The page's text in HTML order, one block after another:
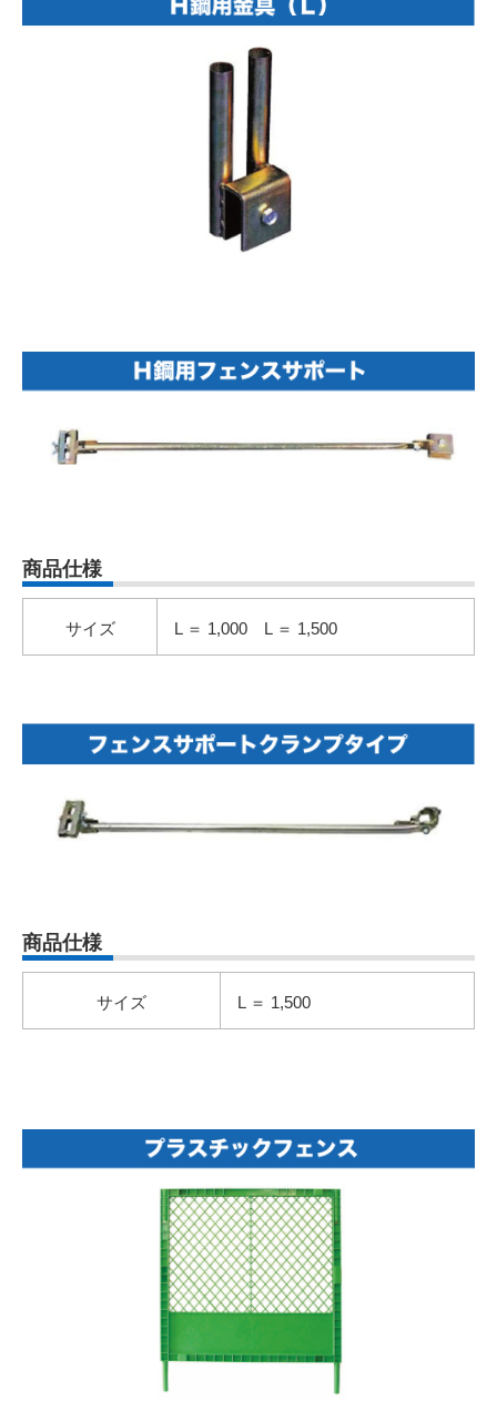
商品仕様
サイズ L ＝ 1,000 L ＝ 1,500
商品仕様
サイズ L ＝ 1,500